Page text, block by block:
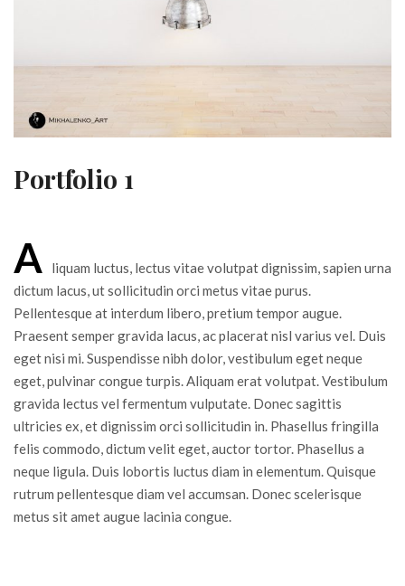
Portfolio 1
A
liquam luctus, lectus vitae volutpat dignissim, sapien urna
dictum lacus, ut sollicitudin orci metus vitae purus.
Pellentesque at interdum libero, pretium tempor augue.
Praesent semper gravida lacus, ac placerat nisl varius vel. Duis
eget nisi mi. Suspendisse nibh dolor, vestibulum eget neque
eget, pulvinar congue turpis. Aliquam erat volutpat. Vestibulum
gravida lectus vel fermentum vulputate. Donec sagittis
ultricies ex, et dignissim orci sollicitudin in. Phasellus fringilla
felis commodo, dictum velit eget, auctor tortor. Phasellus a
neque ligula. Duis lobortis luctus diam in elementum. Quisque
rutrum pellentesque diam vel accumsan. Donec scelerisque
metus sit amet augue lacinia congue.